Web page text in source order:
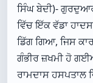
ਸਿੰਘ ਬੇਦੀ)-
ਵਿੱਚ ਇੱਕ ਵੱਡਾ
ਡਿੱਗ ਗਿਆ, ਜਿਸ
ਗੰਭੀਰ ਜ਼ਖਮੀ ਹੋ
ਰਾਮਦਾਸ ਹਸਪਤਾਲ